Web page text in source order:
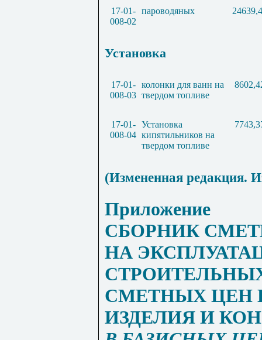
17-01-
008-02
пароводяных
Установка
17-01-
008-03
колонки для ванн на
твердом топливе
17-01-
008-04
Установка
кипятильников на
твердом топливе
(Измененная редакция.
Приложение
СБОРНИК
НА
СМЕТНЫХ ЦЕН
ИЗДЕЛИЯ И